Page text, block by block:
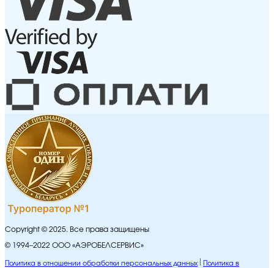
Copyright © 2025. Все права защищены
© 1994–2022 ООО «АЭРОБЕЛСЕРВИС»
Политика в отношении обработки персональных данных
Политика в